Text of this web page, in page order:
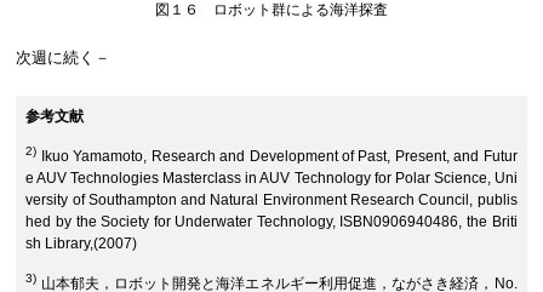
図１６ ロボット群による海洋探査
次週に続く－
参考文献
2)
Ikuo Yamamoto, Research and Development of Past, Present, and Futur
e AUV Technologies Masterclass in AUV Technology for Polar Science, Uni
versity of Southampton and Natural Environment Research Council, publis
hed by the Society for Underwater Technology, ISBN0906940486, the Briti
sh Library,(2007)
3) 山本郁夫，ロボット開発と海洋エネルギー利用促進，ながさき経済，No.